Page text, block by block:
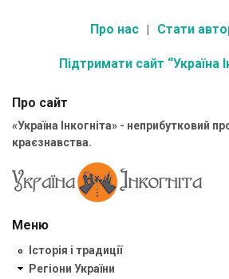
Про нас Стати
Підтримати сайт “Україна
Про сайт
«Україна Інкогніта» - неприбутковий
краєзнавства.
Меню
Історія і традиції
Регіони України